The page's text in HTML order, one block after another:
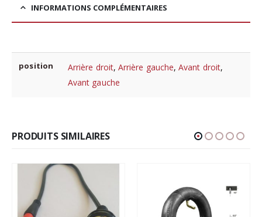
INFORMATIONS COMPLÉMENTAIRES
position Arrière droit,Arrière gauche,Avant droit,
Avant gauche
PRODUITS SIMILAIRES